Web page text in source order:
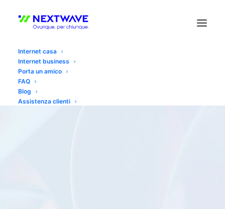
Internet casa
Internet business
Porta un amico
FAQ
Blog
Assistenza clienti